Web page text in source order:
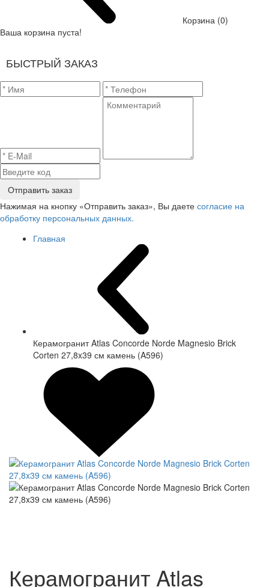
Корзина (0)
Ваша корзина пуста!
БЫСТРЫЙ ЗАКАЗ
Отправить заказ
Нажимая на кнопку «Отправить заказ», Вы даете согласие на
обработку персональных данных.
Главная
Керамогранит Atlas Concorde Norde Magnesio Brick
Corten 27,8x39 см камень (A596)
Керамогранит Atlas